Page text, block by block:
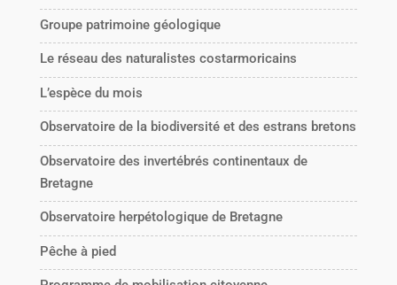
Groupe patrimoine géologique
Le réseau des naturalistes costarmoricains
L’espèce du mois
Observatoire de la biodiversité et des estrans bretons
Observatoire des invertébrés continentaux de
Bretagne
Observatoire herpétologique de Bretagne
Pêche à pied